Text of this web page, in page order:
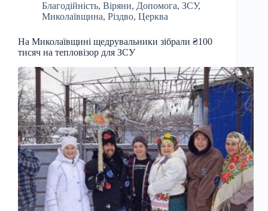
Благодійність, Віряни, Допомога, ЗСУ,
Миколаївщина, Різдво, Церква
На Миколаївщині щедрувальники зібрали ₴100
тисяч на тепловізор для ЗСУ